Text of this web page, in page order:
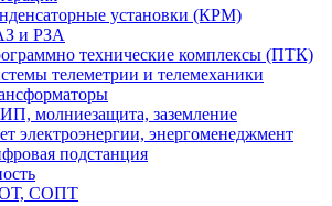
установки (КРМ)
и РЗА
технические комплексы (ПТК)
телеметрии и телемеханики
молниезащита, заземление
электроэнергии, энергоменеджмент
подстанция
СОПТ